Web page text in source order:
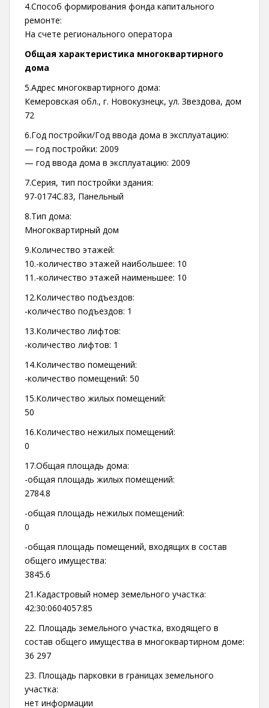
4.Способ формирования фонда капитального
ремонте:
На счете регионального оператора
Общая характеристика многоквартирного
дома
5.Адрес многоквартирного дома:
Кемеровская обл., г. Новокузнецк, ул. Звездова, дом
72
6.Год постройки/Год ввода дома в эксплуатацию:
— год постройки: 2009
— год ввода дома в эксплуатацию: 2009
7.Серия, тип постройки здания:
97-0174С.83, Панельный
8.Тип дома:
Многоквартирный дом
9.Количество этажей:
10.-количество этажей наибольшее: 10
11.-количество этажей наименьшее: 10
12.Количество подъездов:
-количество подъездов: 1
13.Количество лифтов:
-количество лифтов: 1
14.Количество помещений:
-количество помещений: 50
15.Количество жилых помещений:
50
16.Количество нежилых помещений:
0
17.Общая площадь дома:
-общая площадь жилых помещений:
2784.8
-общая площадь нежилых помещений:
0
-общая площадь помещений, входящих в состав
общего имущества:
3845.6
21.Кадастровый номер земельного участка:
42:30:0604057:85
22. Площадь земельного участка, входящего в
состав общего имущества в многоквартирном доме:
36 297
23. Площадь парковки в границах земельного
участка:
нет информации